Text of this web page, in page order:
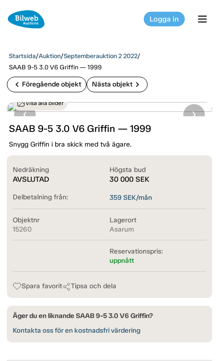
Logga in
Startsida/Auktion/Septemberauktion 2 2022/
SAAB 9-5 3.0 V6 Griffin — 1999
chevron_left Föregående objekt Nästa objekt chevron_right
Visa alla bilder
SAAB 9-5 3.0 V6 Griffin — 1999
Snygg Griffin i bra skick med två ägare.
Nedräkning
AVSLUTAD
Högsta bud
30 000 SEK
Delbetalning från: 359 SEK/mån
Objektnr
15260
Lagerort
Asarum
Reservationspris:
uppnått
Spara favorit Tipsa och dela
Äger du en liknande SAAB 9-5 3.0 V6 Griffin?
Kontakta oss för en kostnadsfri värdering